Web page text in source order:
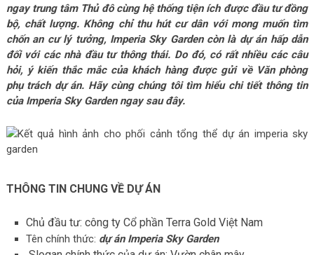
ngay trung tâm Thủ đô cùng hệ thống tiện ích được đầu tư đồng
bộ, chất lượng. Không chỉ thu hút cư dân với mong muốn tìm
chốn an cư lý tưởng, Imperia Sky Garden còn là dự án hấp dẫn
đối với các nhà đầu tư thông thái. Do đó, có rất nhiều các câu
hỏi, ý kiến thắc mắc của khách hàng được gửi về Văn phòng
phụ trách dự án. Hãy cùng chúng tôi tìm hiểu chi tiết thông tin
của Imperia Sky Garden ngay sau đây.
THÔNG TIN CHUNG VỀ DỰ ÁN
Chủ đầu tư: công ty Cổ phần Terra Gold Việt Nam
Tên chính thức: dự án Imperia Sky Garden